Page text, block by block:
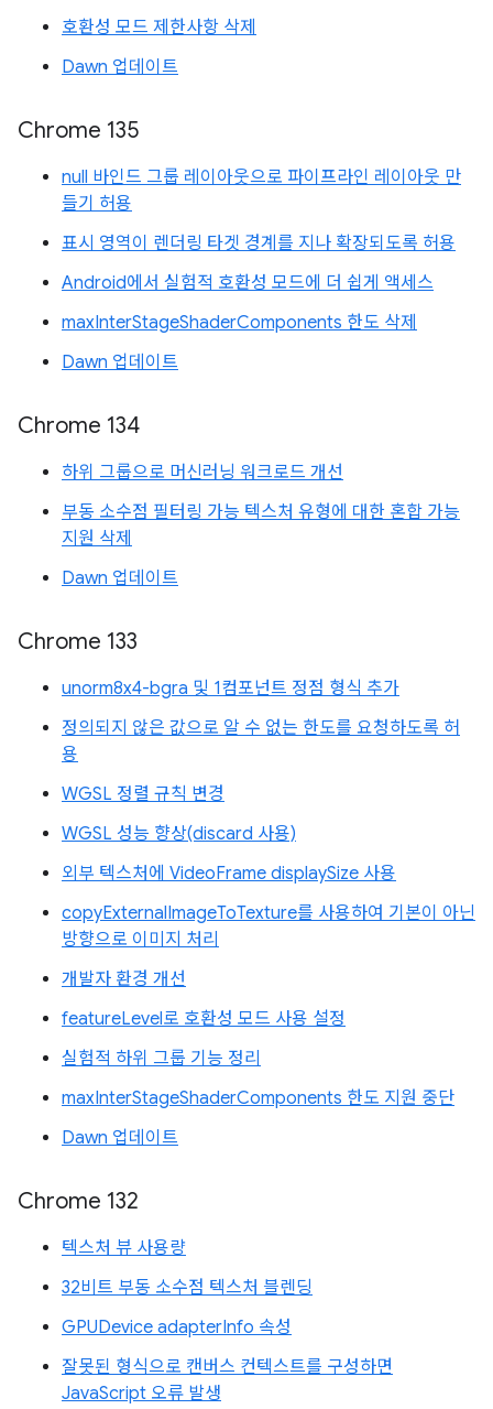
호환성 모드 제한사항 삭제
Dawn 업데이트
Chrome 135
null 바인드 그룹 레이아웃으로 파이프라인 레이아웃 만
들기 허용
표시 영역이 렌더링 타겟 경계를 지나 확장되도록 허용
Android에서 실험적 호환성 모드에 더 쉽게 액세스
maxInterStageShaderComponents 한도 삭제
Dawn 업데이트
Chrome 134
하위 그룹으로 머신러닝 워크로드 개선
부동 소수점 필터링 가능 텍스처 유형에 대한 혼합 가능
지원 삭제
Dawn 업데이트
Chrome 133
unorm8x4-bgra 및 1컴포넌트 정점 형식 추가
정의되지 않은 값으로 알 수 없는 한도를 요청하도록 허
용
WGSL 정렬 규칙 변경
WGSL 성능 향상(discard 사용)
외부 텍스처에 VideoFrame displaySize 사용
copyExternalImageToTexture를 사용하여 기본이 아닌
방향으로 이미지 처리
개발자 환경 개선
featureLevel로 호환성 모드 사용 설정
실험적 하위 그룹 기능 정리
maxInterStageShaderComponents 한도 지원 중단
Dawn 업데이트
Chrome 132
텍스처 뷰 사용량
32비트 부동 소수점 텍스처 블렌딩
GPUDevice adapterInfo 속성
잘못된 형식으로 캔버스 컨텍스트를 구성하면
JavaScript 오류 발생